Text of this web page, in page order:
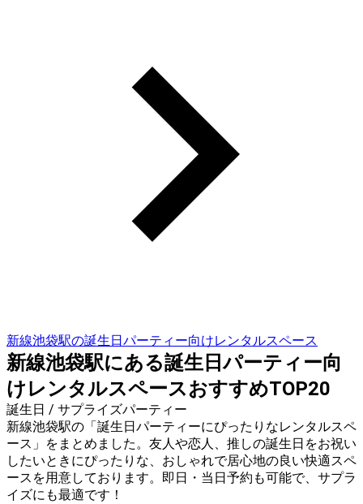
新線池袋駅の誕生日パーティー向けレンタルスペース
新線池袋駅にある誕生日パーティー向
けレンタルスペースおすすめTOP20
誕生日 / サプライズパーティー
新線池袋駅の「誕生日パーティーにぴったりなレンタルスペ
ース」をまとめました。友人や恋人、推しの誕生日をお祝い
したいときにぴったりな、おしゃれで居心地の良い快適スペ
ースを用意しております。即日・当日予約も可能で、サプラ
イズにも最適です！